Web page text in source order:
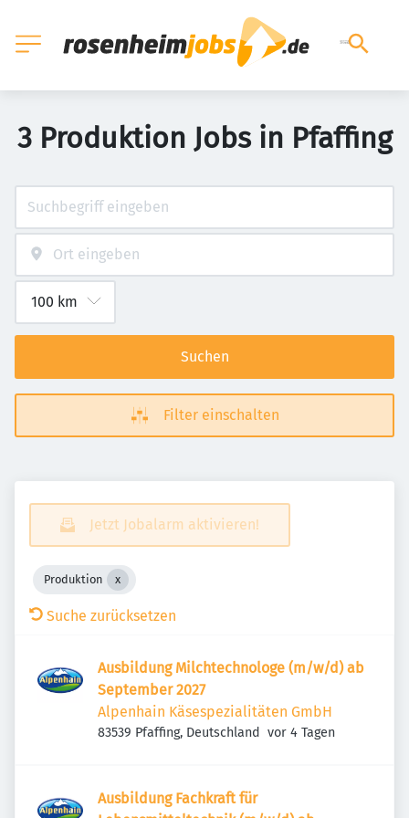
3 Produktion Jobs in Pfaffing
Suchen
Filter einschalten
Jetzt Jobalarm aktivieren!
Produktion
Suche zurücksetzen
Ausbildung Milchtechnologe (m/w/d) ab
September 2027
Alpenhain Käsespezialitäten GmbH
83539 Pfaffing, Deutschland Veröffentlicht
vor 4 Tagen
Ausbildung Fachkraft für